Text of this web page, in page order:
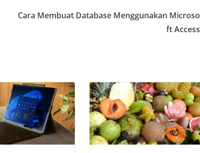
Cara Membuat Database Menggunakan Microso
ft Access